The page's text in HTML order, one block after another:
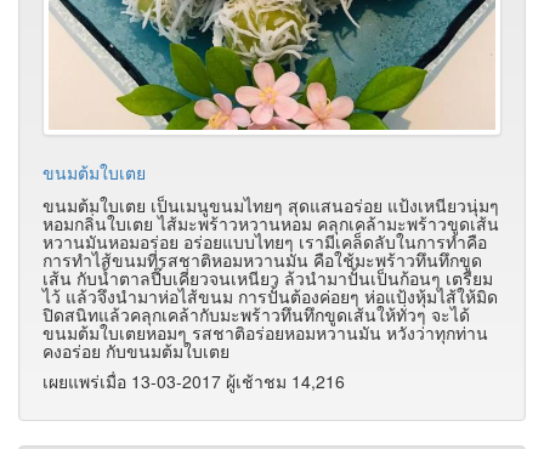
ขนมต้มใบเตย
ขนมต้มใบเตย เป็นเมนูขนมไทยๆ สุดแสนอร่อย แป้งเหนียวนุ่มๆ
หอมกลิ่นใบเตย ไส้มะพร้าวหวานหอม คลุกเคล้ามะพร้าวขูดเส้น
หวานมันหอมอร่อย อร่อยแบบไทยๆ เรามีเคล็ดลับในการทำคือ
การทำไส้ขนมที่รสชาติหอมหวานมัน คือใช้มะพร้าวทึนทึกขูด
เส้น กับน้ำตาลปี๊บเคี่ยวจนเหนียว ล้วนำมาปั้นเป็นก้อนๆ เตรียม
ไว้ แล้วจึงนำมาห่อไส้ขนม การปั้นต้องค่อยๆ ห่อแป้งหุ้มไส้ให้มิด
ปิดสนิทแล้วคลุกเคล้ากับมะพร้าวทึนทึกขูดเส้นให้ทั่วๆ จะได้
ขนมต้มใบเตยหอมๆ รสชาติอร่อยหอมหวานมัน หวังว่าทุกท่าน
คงอร่อย กับขนมต้มใบเตย
เผยแพร่เมื่อ 13-03-2017 ผู้เช้าชม 14,216